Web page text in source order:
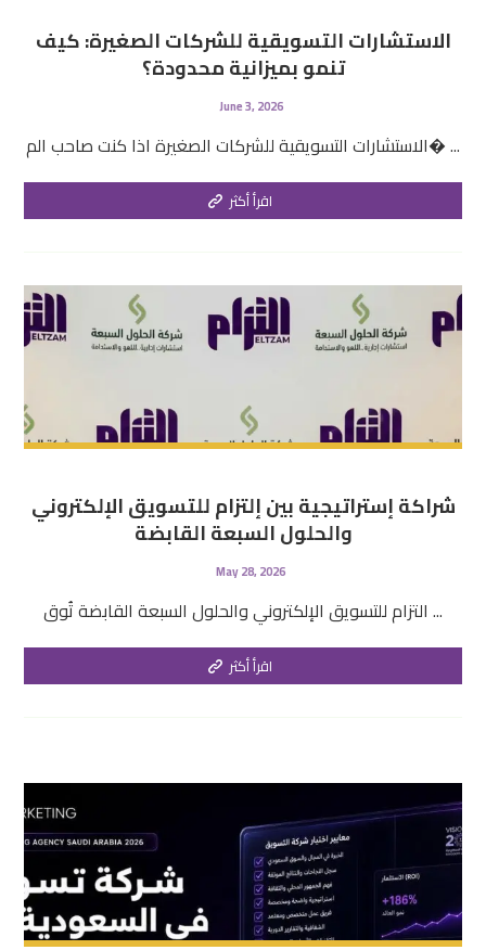
الاستشارات التسويقية للشركات الصغيرة: كيف
تنمو بميزانية محدودة؟
June 3, 2026
الاستشارات التسويقية للشركات الصغيرة اذا كنت صاحب الم� ...
اقرأ أكثر
شراكة إستراتيجية بين إلتزام للتسويق الإلكتروني
والحلول السبعة القابضة
May 28, 2026
التزام للتسويق الإلكتروني والحلول السبعة القابضة تُوق ...
اقرأ أكثر